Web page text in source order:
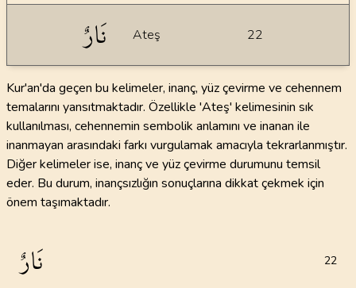
نَارٌ Ateş 22
Kur'an'da geçen bu kelimeler, inanç, yüz çevirme ve cehennem
temalarını yansıtmaktadır. Özellikle 'Ateş' kelimesinin sık
kullanılması, cehennemin sembolik anlamını ve inanan ile
inanmayan arasındaki farkı vurgulamak amacıyla tekrarlanmıştır.
Diğer kelimeler ise, inanç ve yüz çevirme durumunu temsil
eder. Bu durum, inançsızlığın sonuçlarına dikkat çekmek için
önem taşımaktadır.
نَارٌ 22